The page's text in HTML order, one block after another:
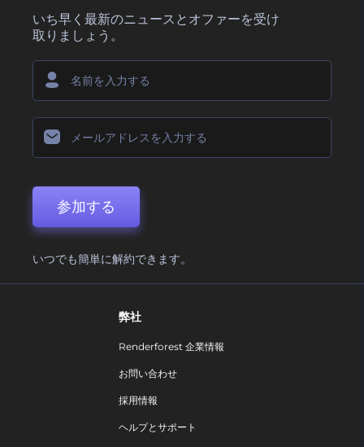
いち早く最新のニュースとオファーを受け
取りましょう。
参加する
いつでも簡単に解約できます。
弊社
Renderforest 企業情報
お問い合わせ
採用情報
ヘルプとサポート